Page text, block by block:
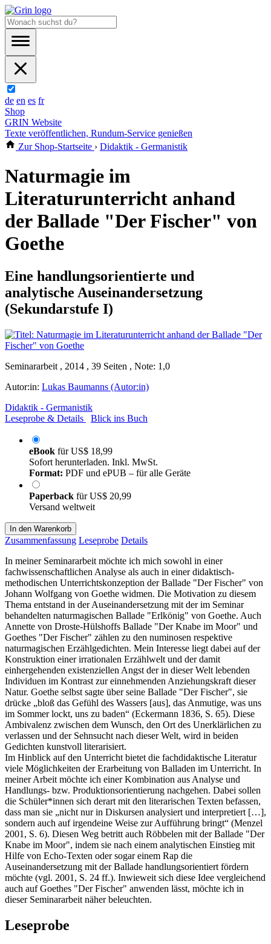
de en es fr
Shop
GRIN Website
Texte veröffentlichen, Rundum-Service genießen
Zur Shop-Startseite › Didaktik - Germanistik
Naturmagie im
Literaturunterricht anhand
der Ballade "Der Fischer" von
Goethe
Eine handlungsorientierte und
analytische Auseinandersetzung
(Sekundarstufe I)
Seminararbeit , 2014 , 39 Seiten , Note: 1,0
Autor:in: Lukas Baumanns (Autor:in)
Didaktik - Germanistik
Leseprobe & Details
Blick ins Buch
eBook fürUS$ 18,99
Sofort herunterladen. Inkl. MwSt.
Format: PDF und ePUB – für alle Geräte
Paperback fürUS$ 20,99
Versand weltweit
In den Warenkorb
Zusammenfassung Leseprobe Details
In meiner Seminararbeit möchte ich mich sowohl in einer
fachwissenschaftlichen Analyse als auch in einer didaktisch-
methodischen Unterrichtskonzeption der Ballade "Der Fischer" von
Johann Wolfgang von Goethe widmen. Die Motivation zu diesem
Thema entstand in der Auseinandersetzung mit der im Seminar
behandelten naturmagischen Ballade "Erlkönig" von Goethe. Auch
Annette von Droste-Hülshoffs Ballade "Der Knabe im Moor" und
Goethes "Der Fischer" zählen zu den numinosen respektive
naturmagischen Erzählgedichten. Mein Interesse liegt dabei auf der
Konstruktion einer irrationalen Erzählwelt und der damit
einhergehenden existenziellen Angst der in dieser Welt lebenden
Individuen im Kontrast zur einnehmenden Anziehungskraft dieser
Natur. Goethe selbst sagte über seine Ballade "Der Fischer", sie
drücke „bloß das Gefühl des Wassers [aus], das Anmutige, was uns
im Sommer lockt, uns zu baden“ (Eckermann 1836, S. 65). Diese
Ambivalenz zwischen dem Wunsch, den Ort des Unerklärlichen zu
verlassen und der Sehnsucht nach dieser Welt, wird in beiden
Gedichten kunstvoll literarisiert.
Im Hinblick auf den Unterricht bietet die fachdidaktische Literatur
viele Möglichkeiten der Erarbeitung von Balladen im Unterricht. In
meiner Arbeit möchte ich einer Kombination aus Analyse und
Handlungs- bzw. Produktionsorientierung nachgehen. Dabei sollen
die Schüler*innen sich derart mit den literarischen Texten befassen,
dass man sie „nicht nur in Diskursen analysiert und interpretiert […],
sondern auch auf irgendeine Weise zur Aufführung bringt“ (Menzel
2001, S. 6). Diesen Weg betritt auch Röbbelen mit der Ballade "Der
Knabe im Moor", indem sie nach einem analytischen Einstieg mit
Hilfe von Echo-Texten oder sogar einem Rap die
Auseinandersetzung mit der Ballade handlungsorientiert fördern
möchte (vgl. 2001, S. 24 ff.). Inwieweit sich diese Idee vergleichend
auch auf Goethes "Der Fischer" anwenden lässt, möchte ich in
dieser Seminararbeit näher beleuchten.
Leseprobe